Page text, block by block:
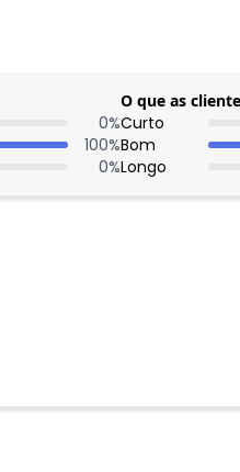
0%
100%
0%
O que as
Curto
Bom
Longo